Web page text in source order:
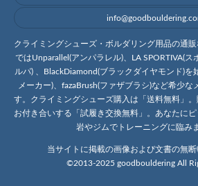
クライミングシューズ・ボルダリング用品の通
ではUnparallel(アンパラレル)、LA SPORTIVA(ス
ルパ) 、BlackDiamond(ブラックダイヤモンド)を
メーカー)、fazaBrush(ファザブラシ)など希少な
す。クライミングシューズ購入は「送料無料」
お付き合いする「試履き交換無料」。あなたにピ
岩やジムでトレーニングに臨み
当サイトに掲載の画像および文書の無断
©2013-2025 goodbouldering All